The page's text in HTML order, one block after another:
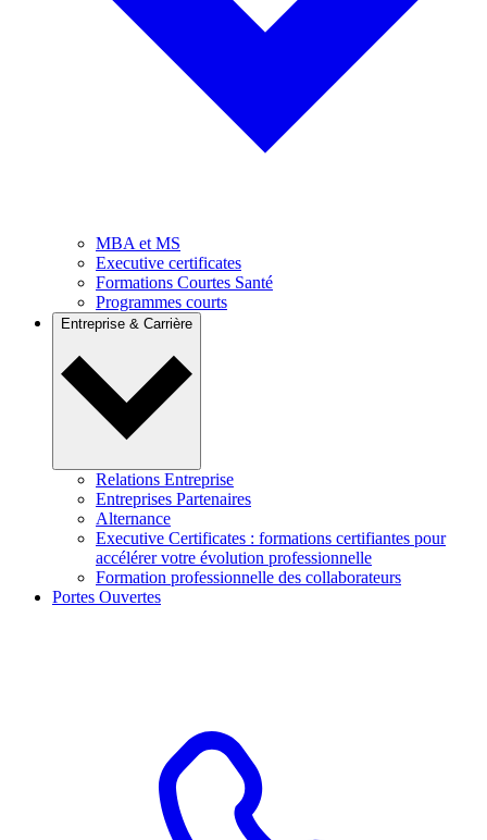
MBA et MS
Executive certificates
Formations Courtes Santé
Programmes courts
Entreprise & Carrière
Relations Entreprise
Entreprises Partenaires
Alternance
Executive Certificates : formations certifiantes pour
accélérer votre évolution professionnelle
Formation professionnelle des collaborateurs
Portes Ouvertes